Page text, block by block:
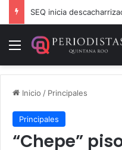
Menú
Inicio / Principales
Principales
“Chepe”